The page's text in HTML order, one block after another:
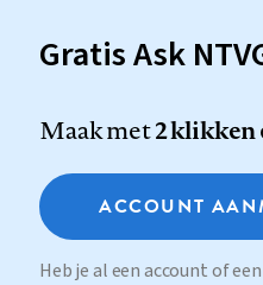
Gratis Ask
Maak met2 klikken
ACCOUNT
Heb je al een account of